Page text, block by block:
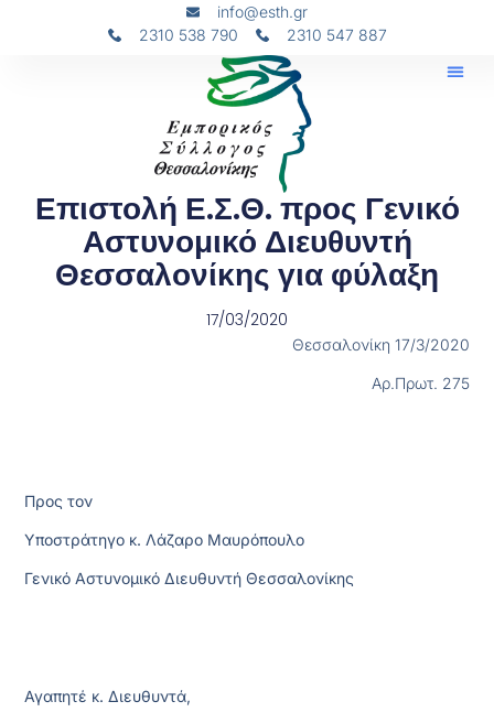
info@esth.gr
2310 538 790
2310 547 887
Επιστολή Ε.Σ.Θ. προς Γενικό
Αστυνομικό Διευθυντή
Θεσσαλονίκης για φύλαξη
17/03/2020
Θεσσαλονίκη 17/3/2020
Αρ.Πρωτ. 275
Προς τον
Υποστράτηγο κ. Λάζαρο Μαυρόπουλο
Γενικό Αστυνομικό Διευθυντή Θεσσαλονίκης
Αγαπητέ κ. Διευθυντά,